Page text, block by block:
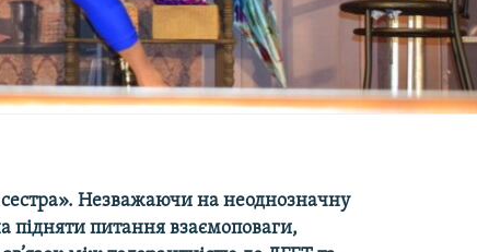
Незважаючи на неоднозначну
підняти питання взаємоповаги,